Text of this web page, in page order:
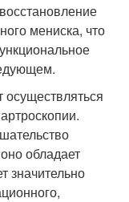
мениска, что
обладает
значительно